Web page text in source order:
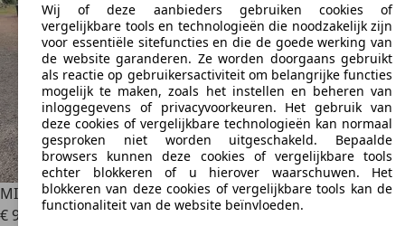
MINI Cooper S Cabrio1.6 Chili
€ 9.950
Wij of deze aanbieders gebruiken cookies of
vergelijkbare tools en technologieën die noodzakelijk zijn
voor essentiële sitefuncties en die de goede werking van
de website garanderen. Ze worden doorgaans gebruikt
als reactie op gebruikersactiviteit om belangrijke functies
mogelijk te maken, zoals het instellen en beheren van
inloggegevens of privacyvoorkeuren. Het gebruik van
deze cookies of vergelijkbare technologieën kan normaal
gesproken niet worden uitgeschakeld. Bepaalde
browsers kunnen deze cookies of vergelijkbare tools
echter blokkeren of u hierover waarschuwen. Het
blokkeren van deze cookies of vergelijkbare tools kan de
functionaliteit van de website beïnvloeden.